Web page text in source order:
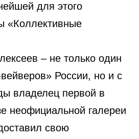
для этого
«Коллективные
– не только один
России, но и с
владелец первой в
неофициальной галереи
свою